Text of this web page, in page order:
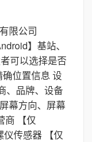
限公司
】基站、
可以选择是否
位置信息 设
、品牌、设备
幕方向、屏幕
商 【仅
传感器 【仅